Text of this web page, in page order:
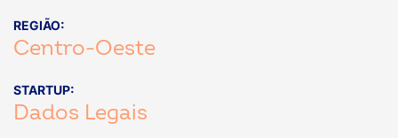
REGIÃO:
Centro-Oeste
STARTUP:
Dados Legais